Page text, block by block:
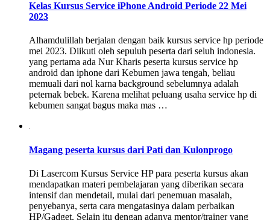
Kelas Kursus Service iPhone Android Periode 22 Mei
2023
Alhamdulillah berjalan dengan baik kursus service hp periode
mei 2023. Diikuti oleh sepuluh peserta dari seluh indonesia.
yang pertama ada Nur Kharis peserta kursus service hp
android dan iphone dari Kebumen jawa tengah, beliau
memuali dari nol karna background sebelumnya adalah
peternak bebek. Karena melihat peluang usaha service hp di
kebumen sangat bagus maka mas …
Magang peserta kursus dari Pati dan Kulonprogo
Di Lasercom Kursus Service HP para peserta kursus akan
mendapatkan materi pembelajaran yang diberikan secara
intensif dan mendetail, mulai dari penemuan masalah,
penyebanya, serta cara mengatasinya dalam perbaikan
HP/Gadget. Selain itu dengan adanya mentor/trainer yang